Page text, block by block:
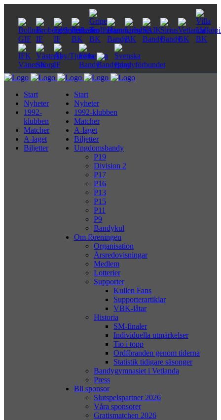
Start
Nyheter
1992-klubben
Matcher
A-laget
Biljetter
Ungdomsbandy
P19
Division 2
P17
P16
P13
P15
P11
P9
Bandykul
Om föreningen
Organisation
Årsredovisningar
Medlem
Lotterier
Supporter
Kullen Fans
Supporterartiklar
VBK-låtar
Historia
SM-finaler
Individuella utmärkelser
Tio i topp
Ordföranden genom tiderna
Statistik tidigare säsonger
Bandygymnasiet i Vetlanda
Press
Bli sponsor
Slutspelspartner 2026
Våra sponsorer
Gratismatchen 2026
Start
Nyheter
1992-
klubben
Matcher
A-laget
Biljetter